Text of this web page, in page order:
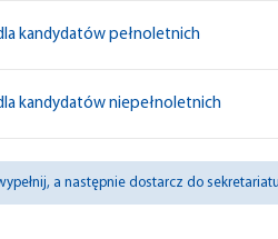
kandydatów pełnoletnich
kandydatów niepełnoletnich
a następnie dostarcz do sekretariatu